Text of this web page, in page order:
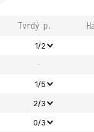
Tvrdý p.
1/2
-
1/5
2/3
0/3